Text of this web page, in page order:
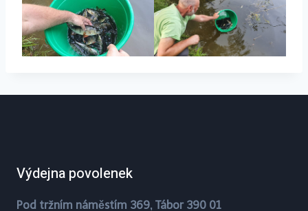
Výdejna povolenek
Pod tržním náměstím 369, Tábor 390 01